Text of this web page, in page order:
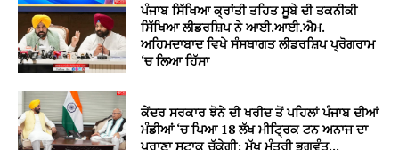
ਪੰਜਾਬ ਸਿੱਖਿਆ ਕ੍ਰਾਂਤੀ ਤਹਿਤ ਸੂਬੇ ਦੀ ਤਕਨੀਕੀ
ਸਿੱਖਿਆ ਲੀਡਰਸ਼ਿਪ ਨੇ ਆਈ.ਆਈ.ਐਮ.
ਅਹਿਮਦਾਬਾਦ ਵਿਖੇ ਸੰਸਥਾਗਤ ਲੀਡਰਸ਼ਿਪ ਪ੍ਰੋਗਰਾਮ
‘ਚ ਲਿਆ ਹਿੱਸਾ
ਕੇਂਦਰ ਸਰਕਾਰ ਝੋਨੇ ਦੀ ਖਰੀਦ ਤੋਂ ਪਹਿਲਾਂ ਪੰਜਾਬ ਦੀਆਂ
ਮੰਡੀਆਂ ‘ਚ ਪਿਆ 18 ਲੱਖ ਮੀਟ੍ਰਿਕ ਟਨ ਅਨਾਜ ਦਾ
ਪੁਰਾਣਾ ਸਟਾਕ ਚੁੱਕੇਗੀ: ਮੁੱਖ ਮੰਤਰੀ ਭਗਵੰਤ...